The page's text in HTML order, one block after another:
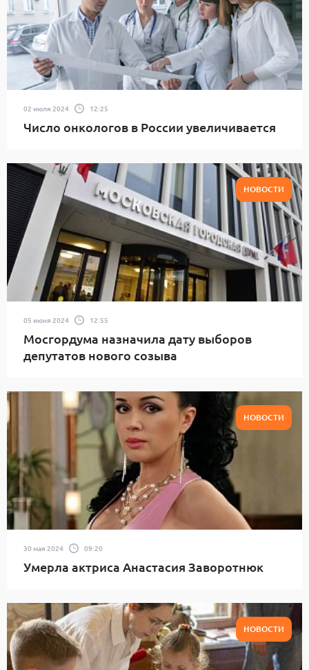
02 июля 2024 12:25
Число онкологов в России увеличивается
НОВОСТИ
05 июня 2024 12:55
Мосгордума назначила дату выборов
депутатов нового созыва
НОВОСТИ
30 мая 2024 09:20
Умерла актриса Анастасия Заворотнюк
НОВОСТИ